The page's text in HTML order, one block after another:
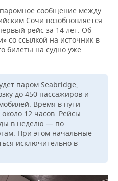
сообщение между
Сочи возобновляется
рейс за 14 лет. Об
со ссылкой на источник в
билеты на судно уже
паром Seabridge,
до 450 пассажиров и
Время в пути
12 часов. Рейсы
в неделю — по
При этом начальные
исключительно в